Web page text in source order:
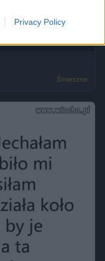
Privacy Policy
Śmieszne